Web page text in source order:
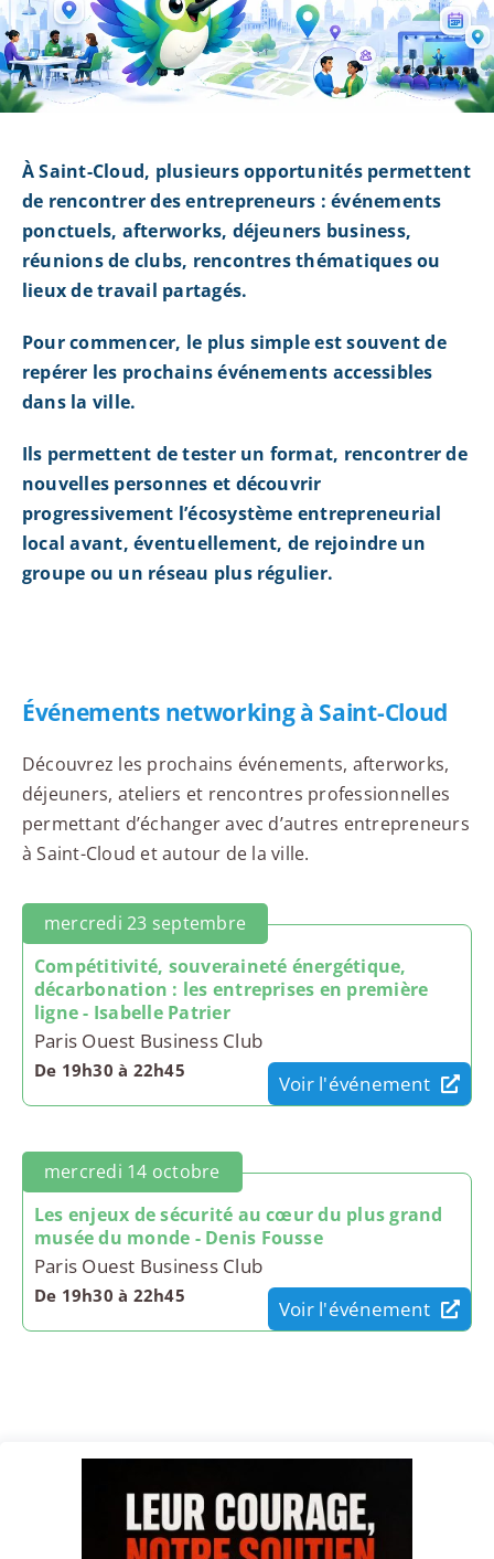
À Saint-Cloud, plusieurs opportunités permettent
de rencontrer des entrepreneurs : événements
ponctuels, afterworks, déjeuners business,
réunions de clubs, rencontres thématiques ou
lieux de travail partagés.
Pour commencer, le plus simple est souvent de
repérer les prochains événements accessibles
dans la ville.
Ils permettent de tester un format, rencontrer de
nouvelles personnes et découvrir
progressivement l’écosystème entrepreneurial
local avant, éventuellement, de rejoindre un
groupe ou un réseau plus régulier.
Événements networking à Saint-Cloud
Découvrez les prochains événements, afterworks,
déjeuners, ateliers et rencontres professionnelles
permettant d’échanger avec d’autres entrepreneurs
à Saint-Cloud et autour de la ville.
mercredi 23 septembre
Compétitivité, souveraineté énergétique,
décarbonation : les entreprises en première
ligne - Isabelle Patrier
Paris Ouest Business Club
De 19h30 à 22h45
Voir l'événement
mercredi 14 octobre
Les enjeux de sécurité au cœur du plus grand
musée du monde - Denis Fousse
Paris Ouest Business Club
De 19h30 à 22h45
Voir l'événement